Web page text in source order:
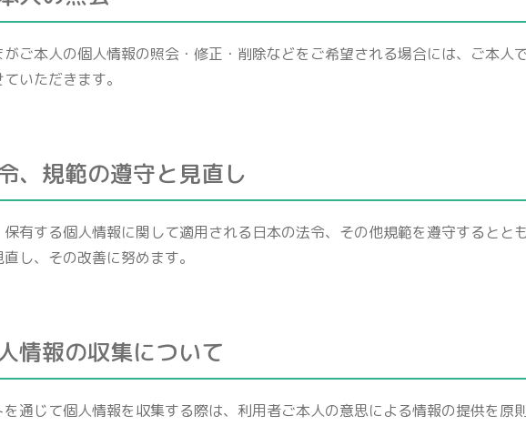
がご本人の個人情報の照会・修正・削除などをご希望される場合には、ご本人
いただきます。
、規範の遵守と見直し
保有する個人情報に関して適用される日本の法令、その他規範を遵守するとと
し、その改善に努めます。
情報の収集について
を通じて個人情報を収集する際は、利用者ご本人の意思による情報の提供を原